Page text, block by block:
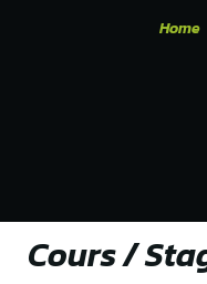
Home
Cours /